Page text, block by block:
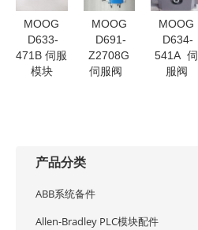
MOOG
D633-
471B 伺服
模块
MOOG
D691-
Z2708G
伺服阀
MOOG
D634-
541A 伺
服阀
产品分类
ABB系统备件
Allen-Bradley PLC模块配件